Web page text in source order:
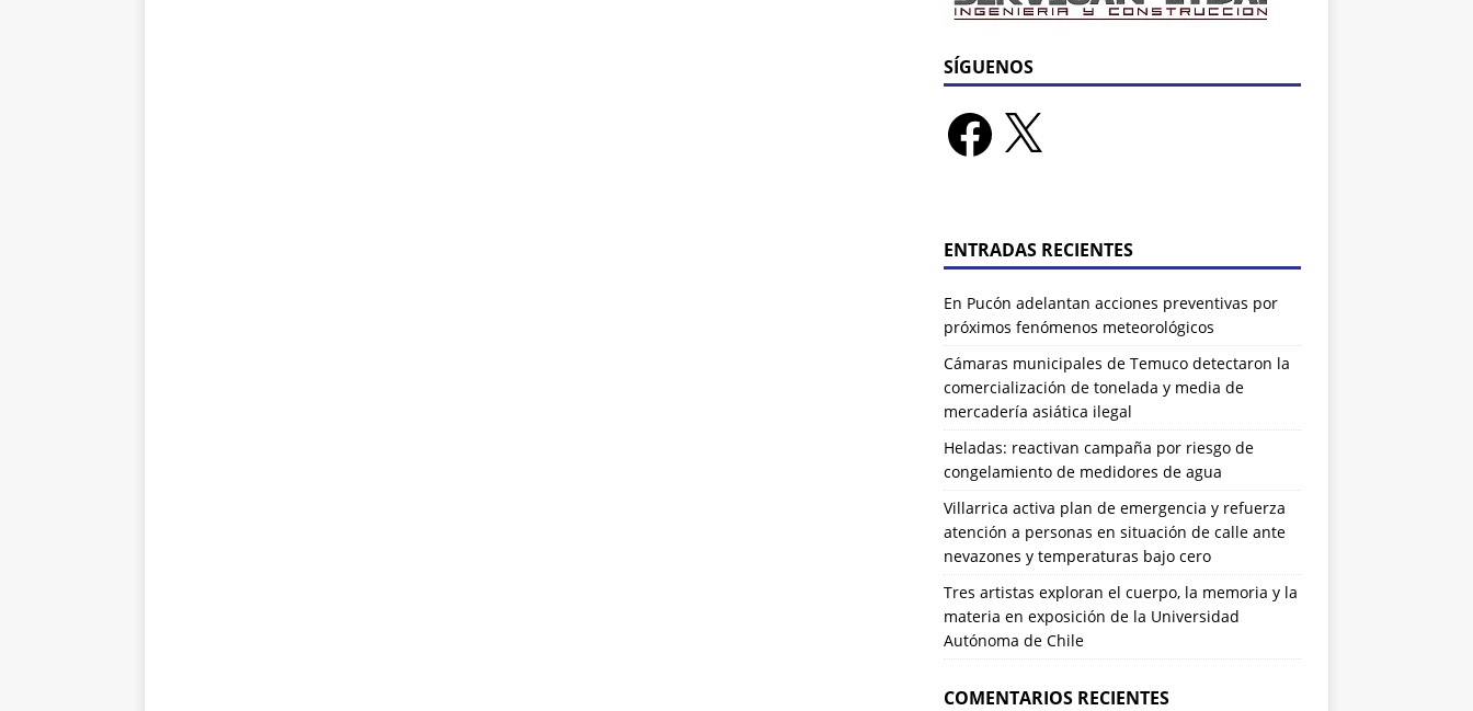
SÍGUENOS
ENTRADAS RECIENTES
En Pucón adelantan acciones preventivas por
próximos fenómenos meteorológicos
Cámaras municipales de Temuco detectaron la
comercialización de tonelada y media de
mercadería asiática ilegal
Heladas: reactivan campaña por riesgo de
congelamiento de medidores de agua
Villarrica activa plan de emergencia y refuerza
atención a personas en situación de calle ante
nevazones y temperaturas bajo cero
Tres artistas exploran el cuerpo, la memoria y la
materia en exposición de la Universidad
Autónoma de Chile
COMENTARIOS RECIENTES